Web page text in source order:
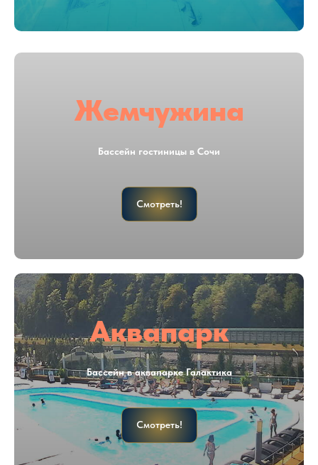
Жемчужина
Бассейн гостиницы в Сочи
Смотреть!
Аквапарк
Бассейн в аквапарке Галактика
Смотреть!